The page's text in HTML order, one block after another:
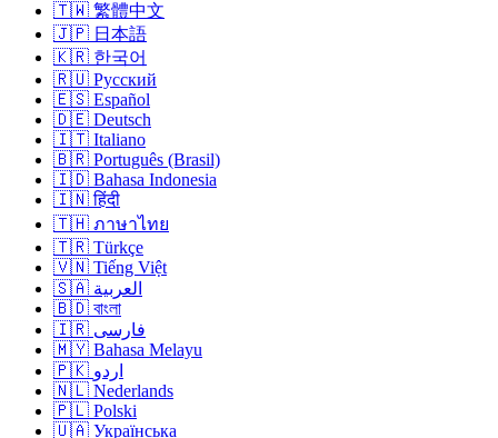
🇹🇼 繁體中文
🇯🇵 日本語
🇰🇷 한국어
🇷🇺 Русский
🇪🇸 Español
🇩🇪 Deutsch
🇮🇹 Italiano
🇧🇷 Português (Brasil)
🇮🇩 Bahasa Indonesia
🇮🇳 हिंदी
🇹🇭 ภาษาไทย
🇹🇷 Türkçe
🇻🇳 Tiếng Việt
🇸🇦 العربية
🇧🇩 বাংলা
🇮🇷 فارسی
🇲🇾 Bahasa Melayu
🇵🇰 اردو
🇳🇱 Nederlands
🇵🇱 Polski
🇺🇦 Українська